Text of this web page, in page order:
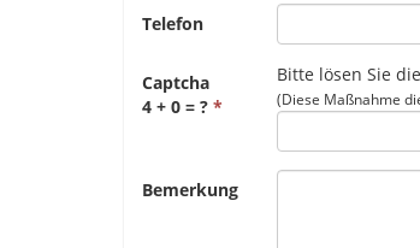
Telefon
Captcha
4 + 0 = ?
Bitte lösen Sie
(Diese Maßnahme
Bemerkung